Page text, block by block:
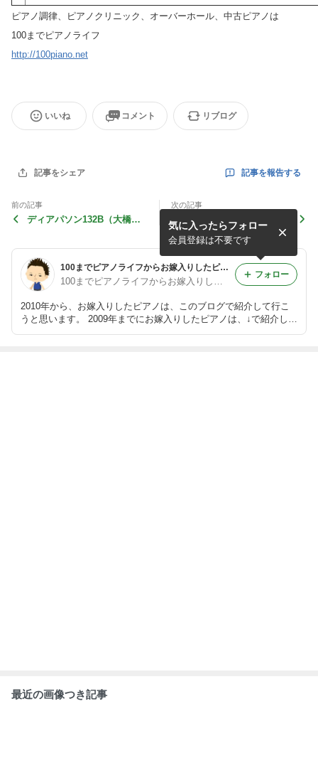
ピアノ調律、ピアノクリニック、オーバーホール、中古ピアノは
100までピアノライフ
http://100piano.net
いいね コメント リブログ
記事をシェア 記事を報告する
前の記事
ディアパソン132B（大橋モ
次の記事
100までピアノライフからお嫁入りしたピアノ達！
2010年から、お嫁入りしたピアノは、このブログで紹介して行こ
うと思います。 2009年までにお嫁入りしたピアノは、↓で紹介して
います。 http://www13.plala.or.jp/narakunn/piano6.html
気に入ったらフォロー
会員登録は不要です
フォロー
最近の画像つき記事